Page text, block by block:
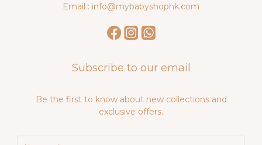
Email : info@mybabyshophk.com
Subscribe to our email
Be the first to know about new collections and
exclusive offers.